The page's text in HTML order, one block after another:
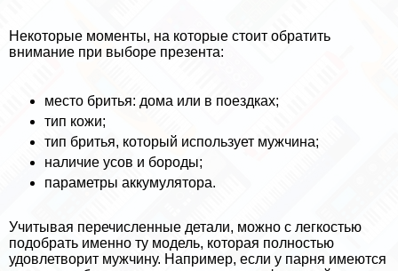
Некоторые моменты, на которые стоит обратить
внимание при выборе презента:
место бритья: дома или в поездках;
тип кожи;
тип бритья, который использует мужчина;
наличие усов и бороды;
параметры аккумулятора.
Учитывая перечисленные детали, можно с легкостью
подобрать именно ту модель, которая полностью
удовлетворит мужчину. Например, если у парня имеются